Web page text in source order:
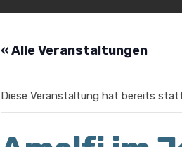
« Alle Veranstaltungen
Diese Veranstaltung hat bereits